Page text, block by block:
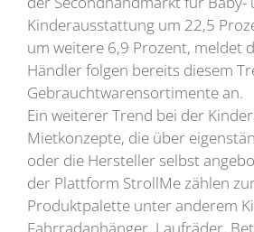
Kinderausstattung um 22,5
um weitere 6,9 Prozent, meldet
Händler folgen bereits diesem
Gebrauchtwarensortimente an.
Ein weiterer Trend bei der
Mietkonzepte, die über
oder die Hersteller selbst
der Plattform StrollMe zählen
Produktpalette unter anderem
Fahrradanhänger, Laufräder,